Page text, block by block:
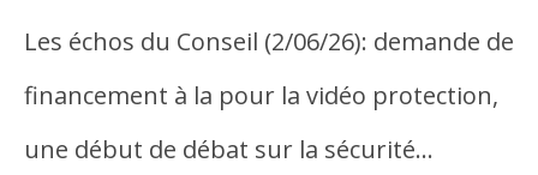
Les échos du Conseil (2/06/26): demande de
financement à la pour la vidéo protection,
une début de débat sur la sécurité…